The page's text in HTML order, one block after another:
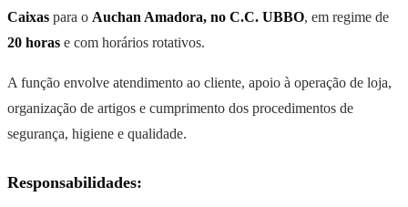
Caixas para o Auchan Amadora, no C.C. UBBO, em regime de
20 horas e com horários rotativos.
A função envolve atendimento ao cliente, apoio à operação de loja,
organização de artigos e cumprimento dos procedimentos de
segurança, higiene e qualidade.
Responsabilidades: